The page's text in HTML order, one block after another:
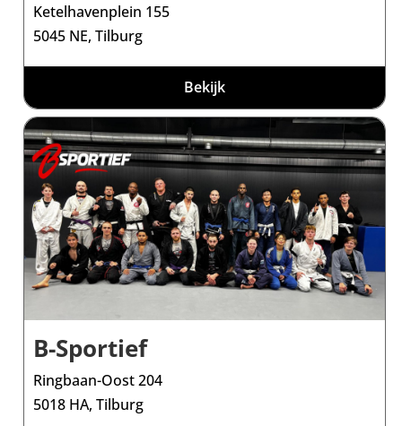
Ketelhavenplein 155
5045 NE, Tilburg
Bekijk
B-Sportief
Ringbaan-Oost 204
5018 HA, Tilburg